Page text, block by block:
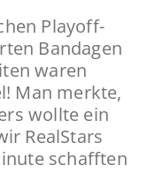
Playoff-
Bandagen
waren
Man merkte,
wollte ein
RealStars
schafften